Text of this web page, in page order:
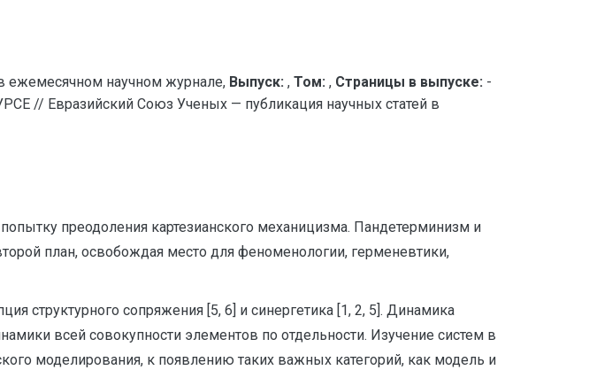
ежемесячном научном журнале, Выпуск: , Том: , Страницы в выпуске: -
Евразийский Союз Ученых — публикация научных статей в
преодоления картезианского механицизма. Пандетерминизм и
план, освобождая место для феноменологии, герменевтики,
структурного сопряжения [5, 6] и синергетика [1, 2, 5]. Динамика
всей совокупности элементов по отдельности. Изучение систем в
моделирования, к появлению таких важных категорий, как модель и